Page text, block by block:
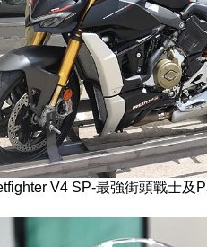
V4 SP-最強街頭戰士及